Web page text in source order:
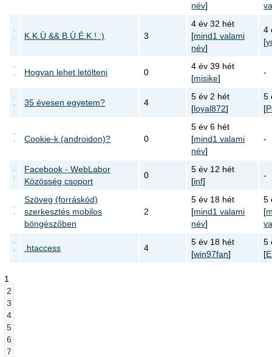
név]
K.K.Ü && B.Ú.É.K.! :) 3
4 év 32 hét
[mind1 valami
név]
4
[
Hogyan lehet letölteni 0
4 év 39 hét
[misike]
-
35 évesen egyetem? 4
5 év 2 hét
[loyal872]
5
[
Cookie-k (androidon)? 0
5 év 6 hét
[mind1 valami
név]
-
Facebook - WebLabor
Közösség csoport
0
5 év 12 hét
[inf]
-
Szöveg (forráskód)
szerkesztés mobilos
böngészőben
2
5 év 18 hét
[mind1 valami
név]
5
[
.htaccess 4
5 év 18 hét
[win97fan]
5
[
1
2
3
4
5
6
7